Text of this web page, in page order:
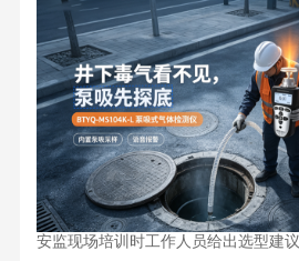
安监现场培训时工作人员给出选型建